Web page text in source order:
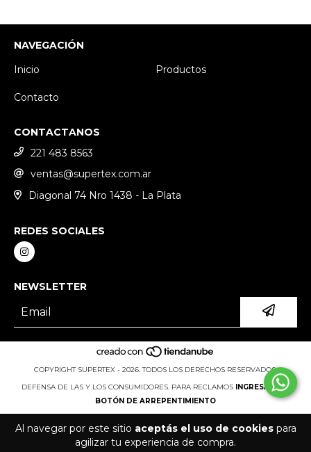
Al navegar por este sitio aceptás el uso de cookiespara
agilizar tu experiencia de compra.
NAVEGACIÓN
Inicio
Productos
Contacto
CONTACTANOS
221 483 8563
ventas@supertex.com.ar
Diagonal 74 Nro 1438 - La Plata
REDES SOCIALES
NEWSLETTER
COPYRIGHT SUPERTEX - 2026. TODOS LOS DERECHOS RESERVADOS.
DEFENSA DE LAS Y LOS CONSUMIDORES. PARA RECLAMOS
INGRESÁ ACÁ.
BOTÓN DE ARREPENTIMIENTO